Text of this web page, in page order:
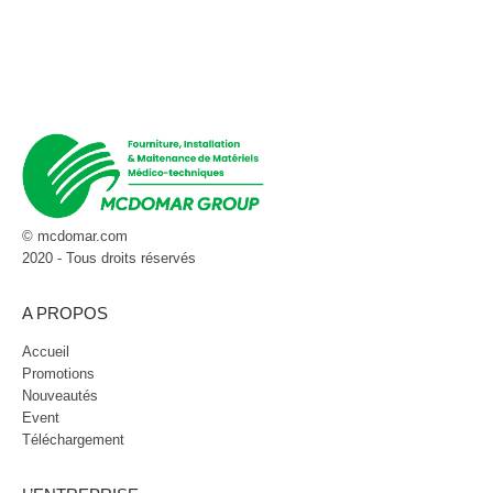
© mcdomar.com
2020 - Tous droits réservés
A PROPOS
Accueil
Promotions
Nouveautés
Event
Téléchargement